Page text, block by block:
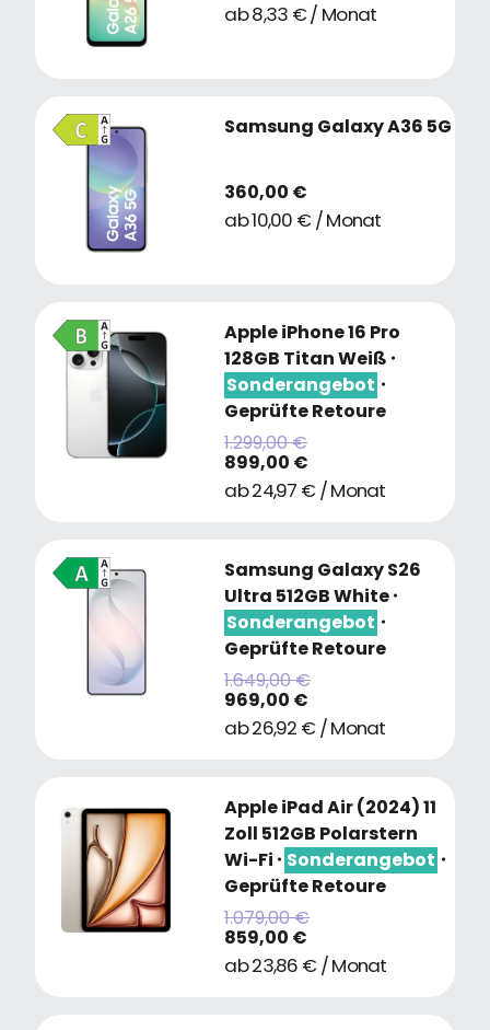
ab 8,33 € / Monat
Samsung Galaxy A36 5G
360,00 €
ab 10,00 € / Monat
Apple iPhone 16 Pro
128GB Titan Weiß・
Sonderangebot ・
Geprüfte Retoure
1.299,00 €
899,00 €
ab 24,97 € / Monat
Samsung Galaxy S26
Ultra 512GB White・
Sonderangebot ・
Geprüfte Retoure
1.649,00 €
969,00 €
ab 26,92 € / Monat
Apple iPad Air (2024) 11
Zoll 512GB Polarstern
Wi-Fi・Sonderangebot ・
Geprüfte Retoure
1.079,00 €
859,00 €
ab 23,86 € / Monat